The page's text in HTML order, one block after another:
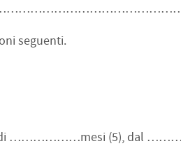
seguenti.
di ………………mesi (5), dal